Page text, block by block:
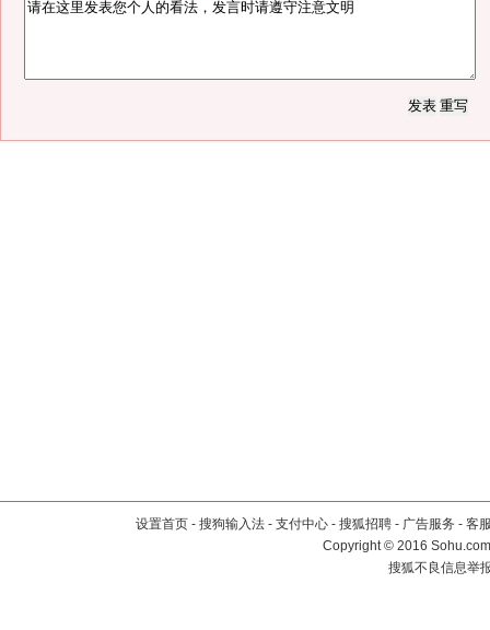
设置首页 - 搜狗输入法 - 支付中心 - 搜狐招聘 - 广告服务 - 客
Copyright©2016
搜狐不良信息举